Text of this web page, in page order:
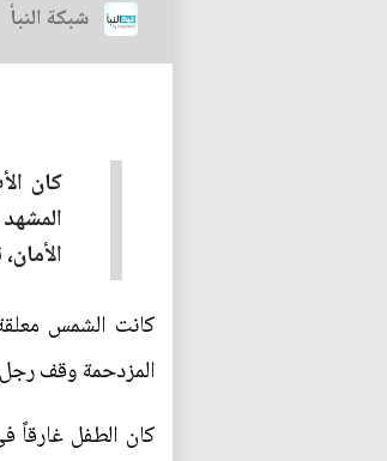
شبكة النبأ
كان
كانت الشمس
المزدحمة وقف
كان الطفل غارقاً